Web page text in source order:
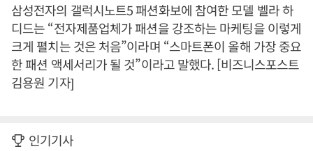
삼성전자의 갤럭시노트5 패션화보에 참여한 모델 벨라 하
디드는 “전자제품업체가 패션을 강조하는 마케팅을 이렇게
크게 펼치는 것은 처음”이라며 “스마트폰이 올해 가장 중요
한 패션 액세서리가 될 것”이라고 말했다. [비즈니스포스트
김용원 기자]
인기기사